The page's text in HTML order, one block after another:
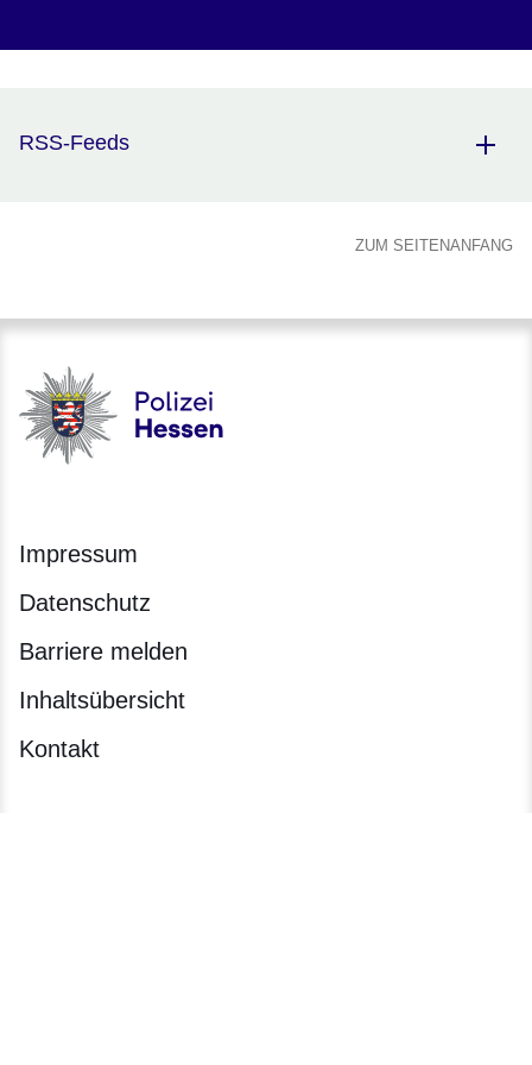
RSS-Feeds
ZUM SEITENANFANG
Polizei - Polizei.hessen.de
Impressum
Datenschutz
Barriere melden
Inhaltsübersicht
Kontakt